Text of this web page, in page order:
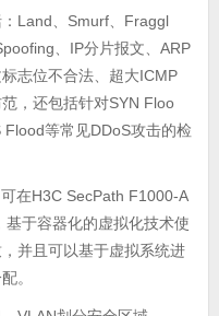
Land、Smurf、Fraggl
、IP分片报文、ARP
志位不合法、超大ICMP
，还包括针对SYN Floo
等常见DDoS攻击的检
在H3C SecPath F1000-A
基于容器化的虚拟化技术使
并且可以基于虚拟系统进
。